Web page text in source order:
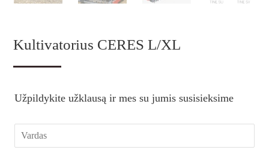
Kultivatorius CERES L/XL
Užpildykite užklausą ir mes su jumis susisieksime